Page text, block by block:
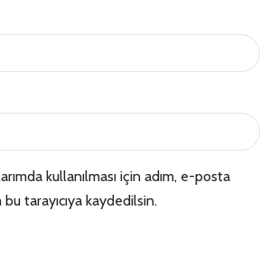
kullanılması için adım, e-posta
tarayıcıya kaydedilsin.